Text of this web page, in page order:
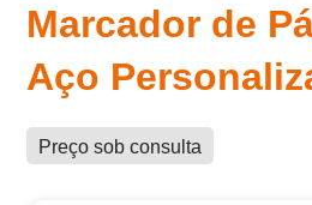
Marcador de
Aço
Preço sob consulta